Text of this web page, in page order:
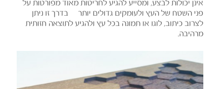
אינן יכולות לבצע, ומסייע להגיע לחריטות מאוד מפורטות על
פני השטח של העץ ולעומקים גדולים יותר – בדרך זו ניתן
לצרוב כיתוב, לוגו או תמונה בכל עץ ולהגיע לתוצאה חזותית
מרהיבה.